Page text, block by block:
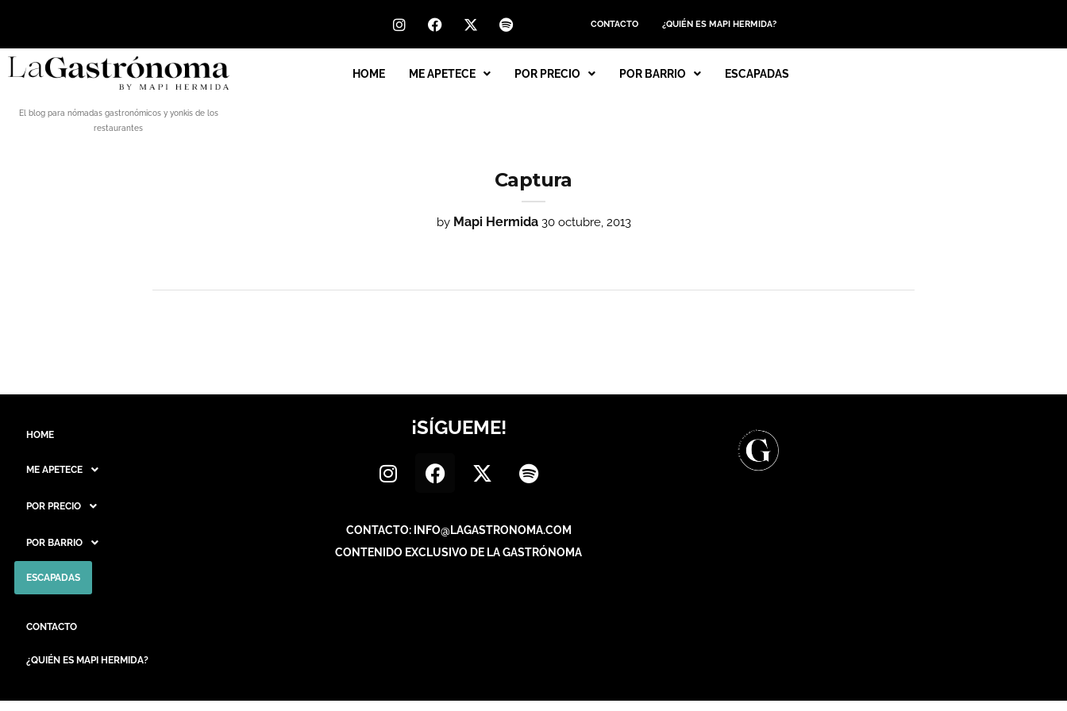
CONTACTO ¿QUIÉN ES MAPI HERMIDA?
El blog para nómadas gastronómicos y yonkis de los
restaurantes
HOME ME APETECE POR PRECIO POR BARRIO ESCAPADAS
Captura
by Mapi Hermida 30 octubre, 2013
HOME
ME APETECE
POR PRECIO
POR BARRIO
ESCAPADAS
CONTACTO
¿QUIÉN ES MAPI HERMIDA?
¡SÍGUEME!
CONTACTO: INFO@LAGASTRONOMA.COM
CONTENIDO EXCLUSIVO DE LA GASTRÓNOMA